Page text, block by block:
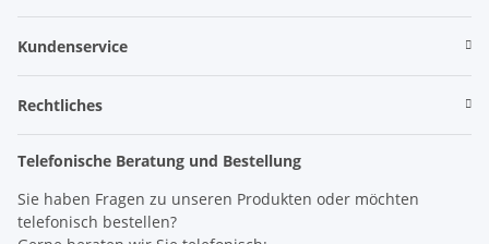
Kundenservice
Rechtliches
Telefonische Beratung und Bestellung
Sie haben Fragen zu unseren Produkten oder möchten
telefonisch bestellen?